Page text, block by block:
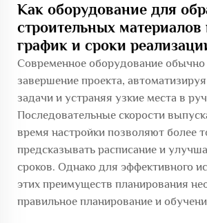
Как оборудование для
строительных материалов
график и сроки
Современное оборудование обычно
завершение проекта,
задачи и устраняя узкие места в
Последовательные скорости
время настройки позволяют более
предсказывать расписание и
сроков. Однако для эффективного
этих преимуществ планирования
правильное планирование и